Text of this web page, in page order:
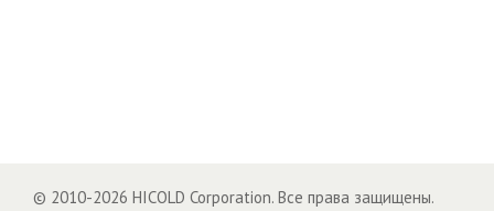
© 2010-2026 HICOLD Corporation. Все права защищены.